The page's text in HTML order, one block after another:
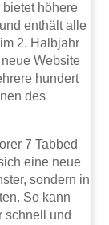
höhere
enthält alle
2. Halbjahr
Website
hundert
des
7 Tabbed
eine neue
sondern in
So kann
schnell und